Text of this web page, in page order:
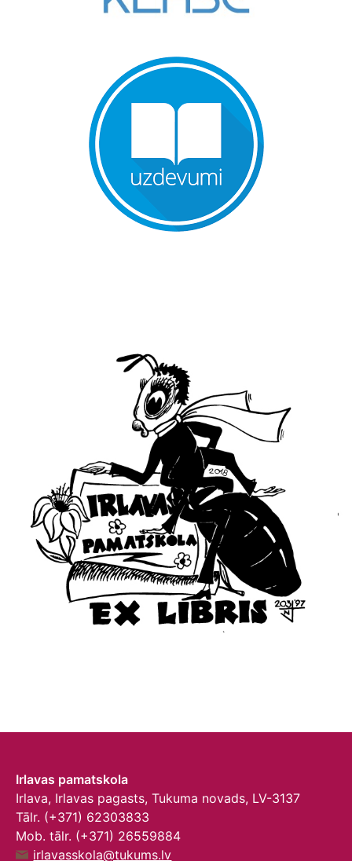
Irlavas pamatskola
Irlava, Irlavas pagasts, Tukuma novads, LV-3137
Tālr. (+371) 62303833
Mob. tālr. (+371) 26559884
irlavasskola@tukums.lv